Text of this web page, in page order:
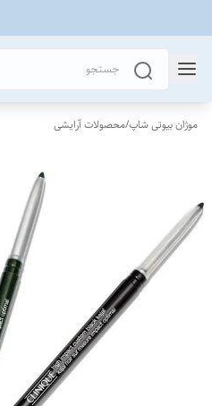
موژان بیوتی شاپ/محصولات آرایشی